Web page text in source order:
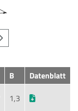
B
Datenblatt
1,3